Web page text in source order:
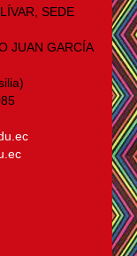
SEDE
JUAN GARCÍA